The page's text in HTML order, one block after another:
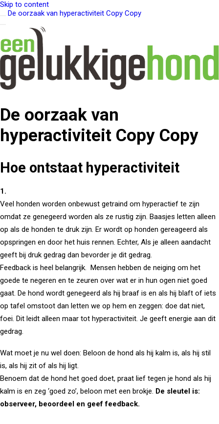
Skip to content
De oorzaak van hyperactiviteit Copy Copy
De oorzaak van
hyperactiviteit Copy Copy
Hoe ontstaat hyperactiviteit
1.
Veel honden worden onbewust getraind om hyperactief te zijn
omdat ze genegeerd worden als ze rustig zijn. Baasjes letten alleen
op als de honden te druk zijn. Er wordt op honden gereageerd als
opspringen en door het huis rennen. Echter, Als je alleen aandacht
geeft bij druk gedrag dan bevorder je dit gedrag.
Feedback is heel belangrijk. Mensen hebben de neiging om het
goede te negeren en te zeuren over wat er in hun ogen niet goed
gaat. De hond wordt genegeerd als hij braaf is en als hij blaft of iets
op tafel omstoot dan letten we op hem en zeggen: doe dat niet,
foei. Dit leidt alleen maar tot hyperactiviteit. Je geeft energie aan dit
gedrag.
Wat moet je nu wel doen: Beloon de hond als hij kalm is, als hij stil
is, als hij zit of als hij ligt.
Benoem dat de hond het goed doet, praat lief tegen je hond als hij
kalm is en zeg ‘goed zo’, beloon met een brokje. De sleutel is:
observeer, beoordeel en geef feedback.